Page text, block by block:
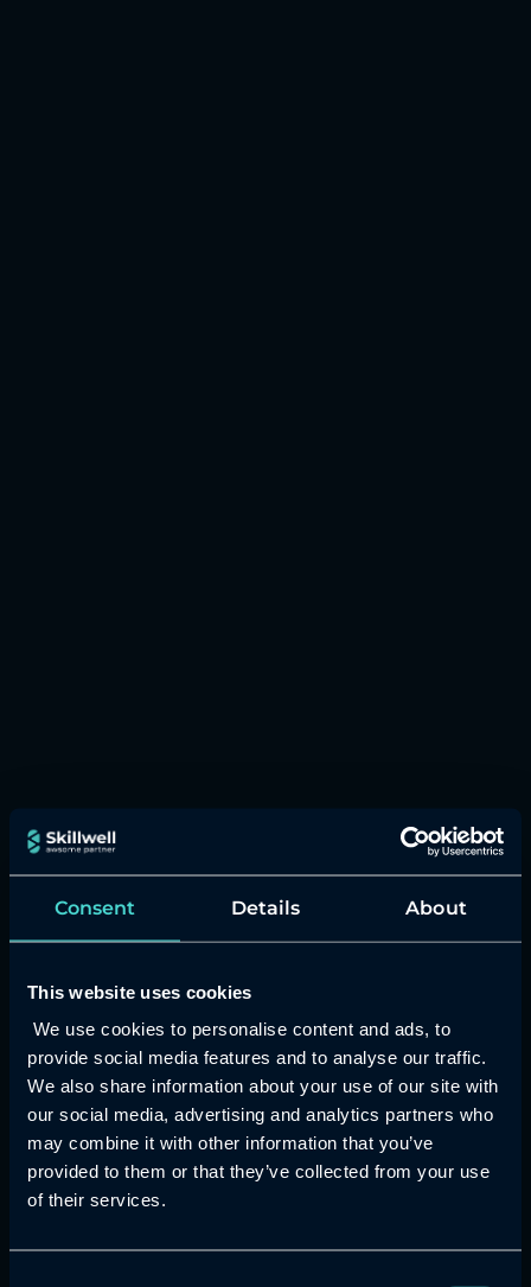
Consent Details About
This website uses cookies
We use cookies to personalise content and ads, to
provide social media features and to analyse our traffic.
We also share information about your use of our site with
our social media, advertising and analytics partners who
may combine it with other information that you’ve
provided to them or that they’ve collected from your use
of their services.
Kun valintasi on AWS —
Skillwell on kumppani johon voit
luottaa
Toiminnalliset ja sertifoidut AWS
Pilvipalvelut sekä laadukkaat tekoäly-